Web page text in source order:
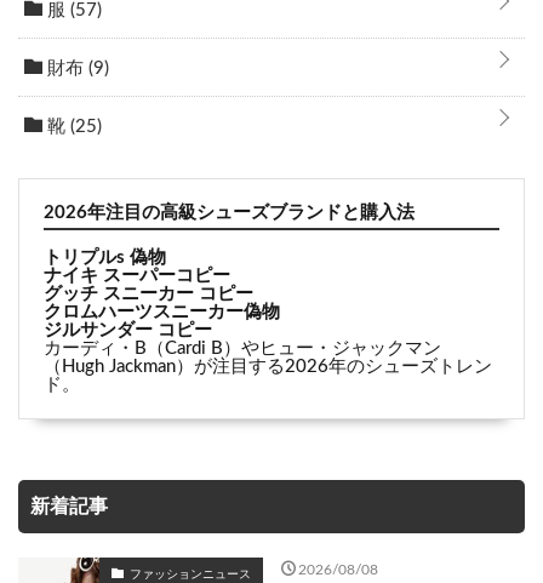
服 (57)
財布 (9)
靴 (25)
2026年注目の高級シューズブランドと購入法
トリプルs 偽物
ナイキ スーパーコピー
グッチ スニーカー コピー
クロムハーツスニーカー偽物
ジルサンダー コピー
カーディ・B（Cardi B）やヒュー・ジャックマン
（Hugh Jackman）が注目する2026年のシューズトレン
ド。
新着記事
ファッションニュース 2026/08/08